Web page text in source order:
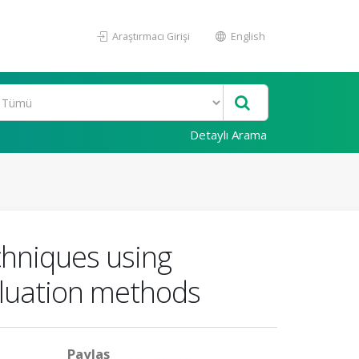
Araştırmacı Girişi English
Detaylı Arama
using
methods
Paylaş